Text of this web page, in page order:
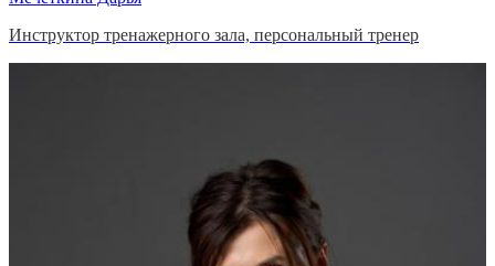
Инструктор тренажерного зала, персональный тренер